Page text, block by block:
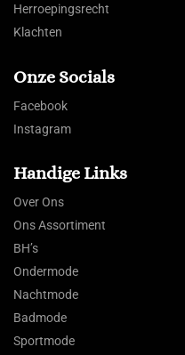
Herroepingsrecht
Klachten
Onze Socials
Facebook
Instagram
Handige Links
Over Ons
Ons Assortiment
BH’s
Ondermode
Nachtmode
Badmode
Sportmode